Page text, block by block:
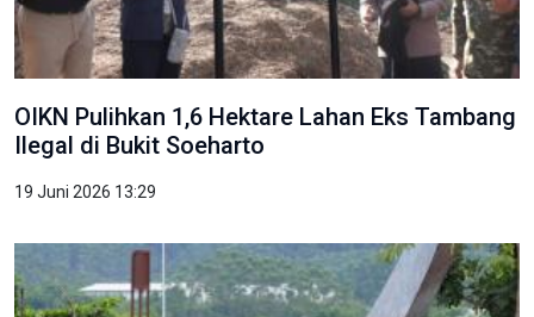
OIKN Pulihkan 1,6 Hektare Lahan Eks Tambang
Ilegal di Bukit Soeharto
19 Juni 2026 13:29